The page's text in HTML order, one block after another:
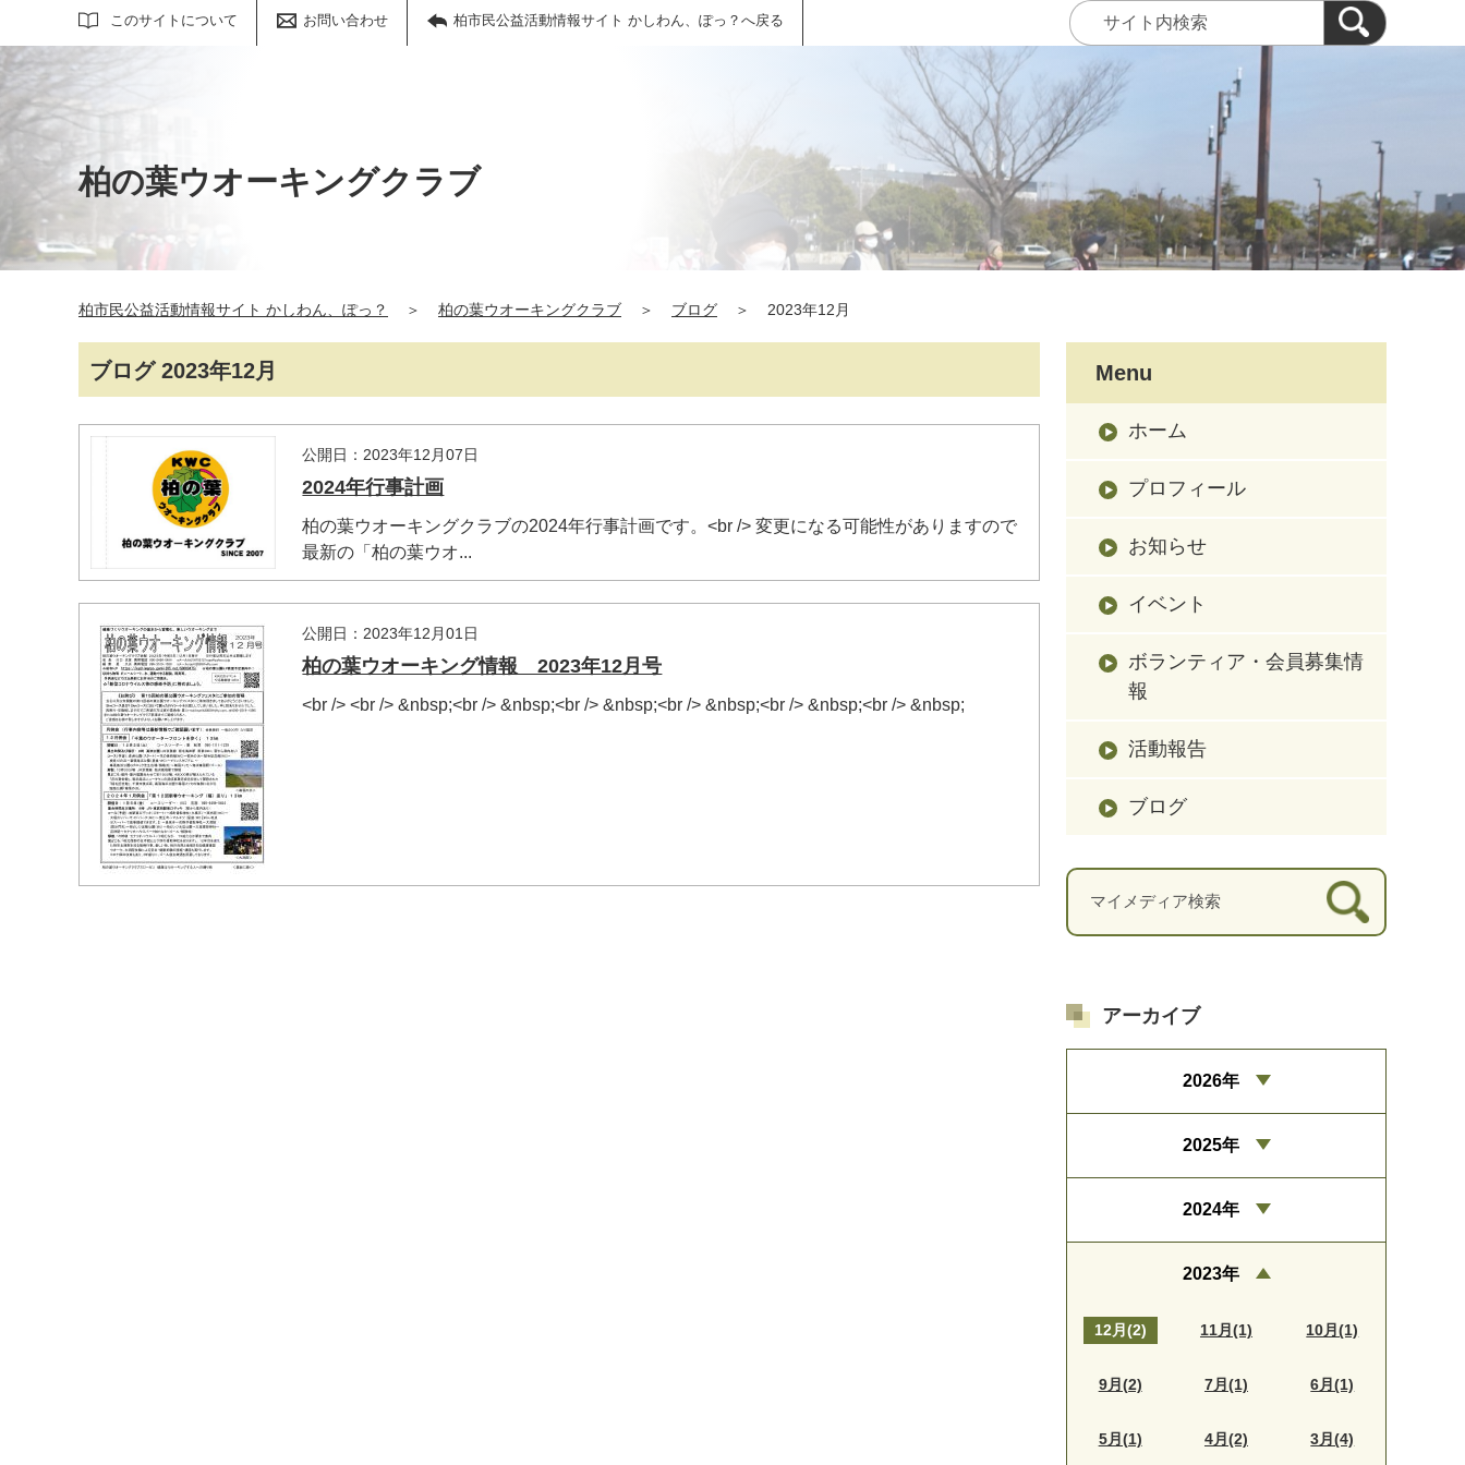
このサイトについて お問い合わせ 柏市民公益活動情報サイト かしわん、ぽっ？へ戻る
サイト内検索
柏の葉ウオーキングクラブ
柏市民公益活動情報サイト かしわん、ぽっ？ ＞ 柏の葉ウオーキングクラブ ＞ ブログ ＞ 2023年12月
ブログ 2023年12月
公開日：2023年12月07日
2024年行事計画
柏の葉ウオーキングクラブの2024年行事計画です。<br /> 変更になる可能性がありますので
最新の「柏の葉ウオ...
公開日：2023年12月01日
柏の葉ウオーキング情報 2023年12月号
<br /> <br /> &nbsp;<br /> &nbsp;<br /> &nbsp;<br /> &nbsp;<br /> &nbsp;<br /> &nbsp;
Menu
ホーム
プロフィール
お知らせ
イベント
ボランティア・会員募集情
報
活動報告
ブログ
マイメディア検索
アーカイブ
2026年
2025年
2024年
2023年
12月(2) 11月(1) 10月(1)
9月(2) 7月(1) 6月(1)
5月(1) 4月(2) 3月(4)